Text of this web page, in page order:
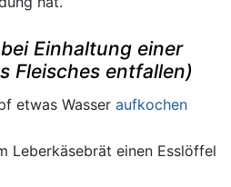
Einhaltung einer
Fleisches entfallen)
etwas Wasser aufkochen
Leberkäsebrät einen Esslöffel